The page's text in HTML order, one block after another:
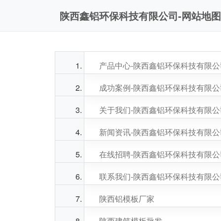
陕西鑫铝环保科技有限公司-网站地图
产品中心-陕西鑫铝环保科技有限
成功案例-陕西鑫铝环保科技有限
关于我们-陕西鑫铝环保科技有限
新闻资讯-陕西鑫铝环保科技有限
在线招聘-陕西鑫铝环保科技有限
联系我们-陕西鑫铝环保科技有限
陕西铝模板厂家